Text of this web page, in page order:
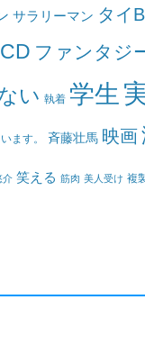
サラリーマン タイ
ファンタジ
い 執着 学生
ます。 斉藤壮馬 映画
介 笑える 筋肉 美人受け 複